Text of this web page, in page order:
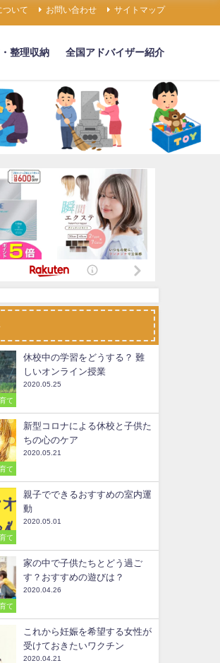
ついて お問い合わせ サイトマップ
整理収納 全国アドバイザー紹介
て
休校中の学習をどうする？ 難
しいオンライン授業
2020.05.25
て
新型コロナによる休校と子供た
ちの心のケア
2020.05.21
て
親子でできるおすすめの室内運
動
2020.05.01
て
家の中で子供たちとどう過ご
す？おすすめの遊びは？
2020.04.26
これから妊娠を希望する女性が
受けておきたいワクチン
2020.04.21